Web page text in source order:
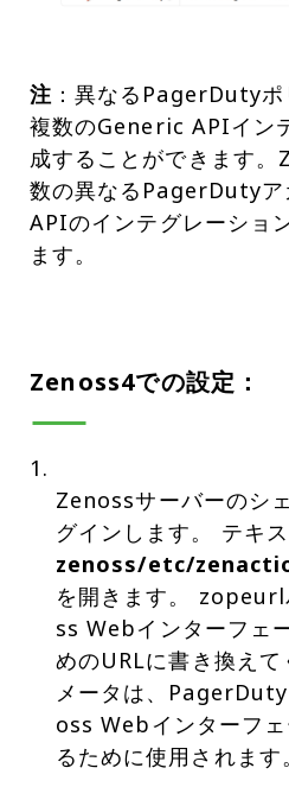
注 ：異なるPagerDuty
複数のGeneric APIイン
成することができます
数の異なるPagerDuty
APIのインテグレーショ
ます。
Zenoss4での設定：
Zenossサーバーのシ
グインします。 テキ
zenoss/etc/
を開きます。
ss Webインターフェ
めのURLに書き換えて
メータは、
oss Webインターフ
るために使用されます。